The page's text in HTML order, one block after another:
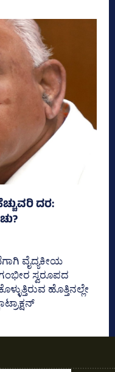
ದರ:
ವೈದ್ಯಕೀಯ
ಸ್ವರೂಪದ
ಹೊತ್ತಿನಲ್ಲೇ